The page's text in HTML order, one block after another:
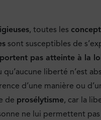
, toutes les
sont susceptibles de
pas atteinte à la
liberté n’est
d’une manière ou
de prosélytisme, car la
ne lui permettent